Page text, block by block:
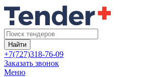
Найти
+7(727)318-76-09
Заказать звонок
Меню